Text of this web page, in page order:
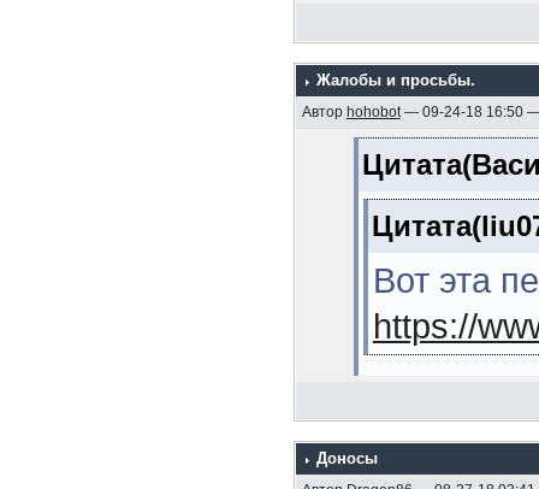
(Кузнецов
12.
13.
В.Я. ,
14.
15.
стр.)
Так это
товарищ,
Жалобы и просьбы.
Автор hohobot— 09-24-18 16:50 —
Вот эта
https://
Лучше
Цитата
Доносы